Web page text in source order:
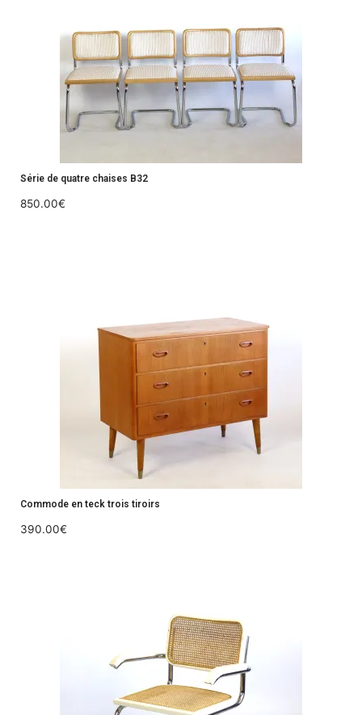
Série de quatre chaises B32
850.00€
Commode en teck trois tiroirs
390.00€